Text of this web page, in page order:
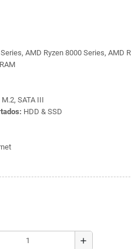
AMD Ryzen 8000 Series, AMD
M.2, SATA III
HDD & SSD
add